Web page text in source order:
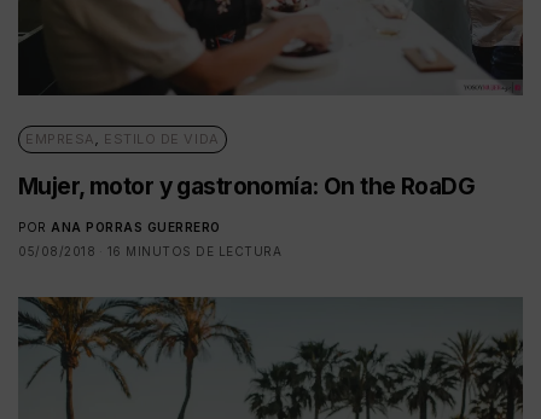
EMPRESA ESTILO DE VIDA
Mujer, motor y gastronomía: On the RoaDG
POR ANA PORRAS GUERRERO
05/08/2018
16 MINUTOS DE LECTURA